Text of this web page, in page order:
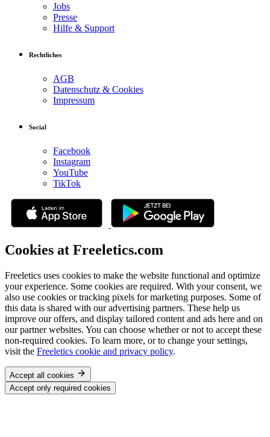
Jobs
Presse
Hilfe & Support
Rechtliches
AGB
Datenschutz & Cookies
Impressum
Social
Facebook
Instagram
YouTube
TikTok
Cookies at Freeletics.com
Freeletics uses cookies to make the website functional and optimize
your experience. Some cookies are required. With your consent, we
also use cookies or tracking pixels for marketing purposes. Some of
this data is shared with our advertising partners. These help us
improve our offers, and display tailored content and ads here and on
our partner websites. You can choose whether or not to accept these
non-required cookies. To learn more, or to change your settings,
visit the Freeletics cookie and privacy policy.
Accept all cookies
Accept only required cookies